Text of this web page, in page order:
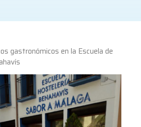
gastronómicos en la Escuela de